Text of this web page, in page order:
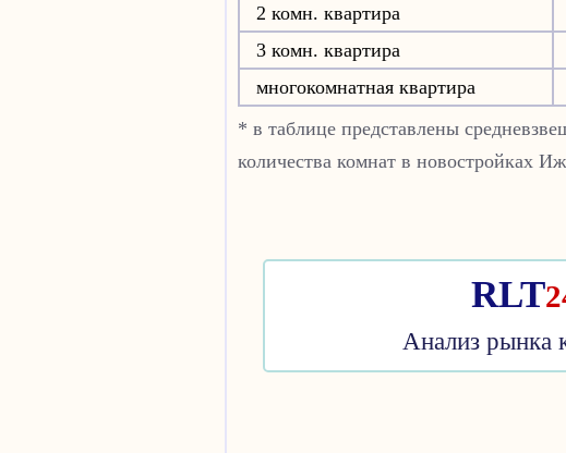
2 комн. квартира
3 комн. квартира
многокомнатная квартира
* в таблице представлены
количества комнат в новостройках
RLT
Анализ рынка